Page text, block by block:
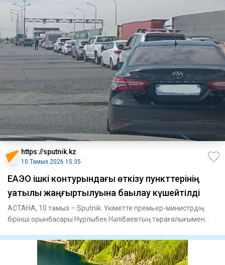
https://sputnik.kz
10 Тамыз 2026 15:35
ЕАЭО ішкі контурындағы өткізу пункттерінің
уақтылы жаңғыртылуына бақылау күшейтілді
АСТАНА, 10 тамыз – Sputnik. Үкіметте премьер-министрдің
бірінші орынбасары Нұрлыбек Нәлібаевтың төрағалығымен